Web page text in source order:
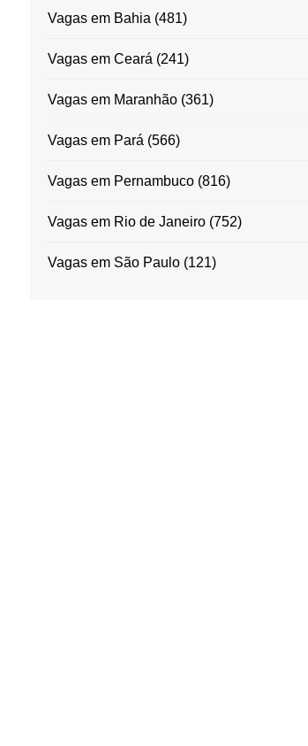
Vagas em Bahia (481)
Vagas em Ceará (241)
Vagas em Maranhão(361)
Vagas em Pará (566)
Vagas em Pernambuco(816)
Vagas em Rio de Janeiro(752)
Vagas em São Paulo(121)